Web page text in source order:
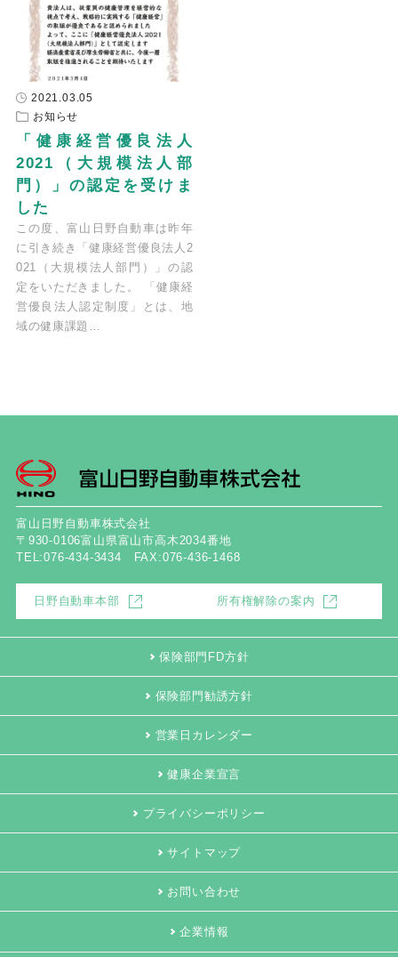
2021.03.05
お知らせ
「健康経営優良法人
2021（大規模法人部
門）」の認定を受けま
した
この度、富山日野自動車は昨年
に引き続き「健康経営優良法人2
021（大規模法人部門）」の認
定をいただきました。 「健康経
営優良法人認定制度」とは、地
域の健康課題…
富山日野自動車株式会社
〒930-0106富山県富山市高木2034番地
TEL:076-434-3434 FAX:076-436-1468
日野自動車本部 所有権解除の案内
保険部門FD方針
保険部門勧誘方針
営業日カレンダー
健康企業宣言
プライバシーポリシー
サイトマップ
お問い合わせ
企業情報